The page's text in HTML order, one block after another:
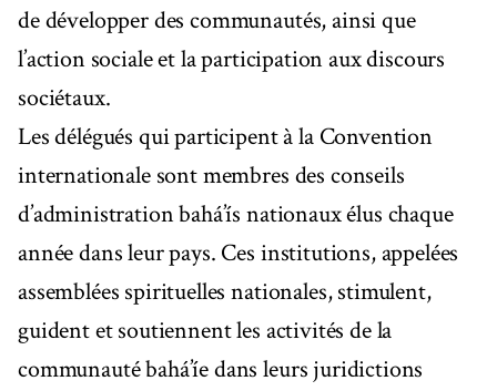
de développer des communautés, ainsi que
l’action sociale et la participation aux discours
sociétaux.
Les délégués qui participent à la Convention
internationale sont membres des conseils
d’administration bahá’ís nationaux élus chaque
année dans leur pays. Ces institutions, appelées
assemblées spirituelles nationales, stimulent,
guident et soutiennent les activités de la
communauté bahá’íe dans leurs juridictions